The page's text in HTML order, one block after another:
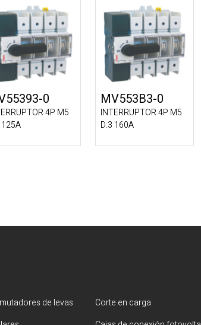
0
4P M5
125A
MV553B3-0
INTERRUPTOR 4P M5
D.3 160A
de levas
Corte en carga